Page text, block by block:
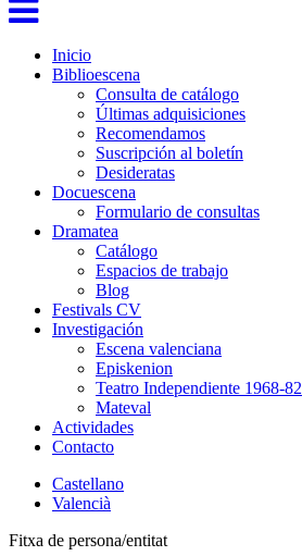
Inicio
Biblioescena
Consulta de catálogo
Últimas adquisiciones
Recomendamos
Suscripción al boletín
Desideratas
Docuescena
Formulario de consultas
Dramatea
Catálogo
Espacios de trabajo
Blog
Festivals CV
Investigación
Escena valenciana
Episkenion
Teatro Independiente 1968-82
Mateval
Actividades
Contacto
Castellano
Valencià
Fitxa de persona/entitat